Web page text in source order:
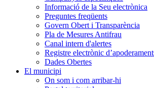
Informació de la Seu electrònica
Preguntes freqüents
Govern Obert i Transparència
Pla de Mesures Antifrau
Canal intern d'alertes
Registre electrònic
Dades Obertes
El municipi
On som i com arribar-hi